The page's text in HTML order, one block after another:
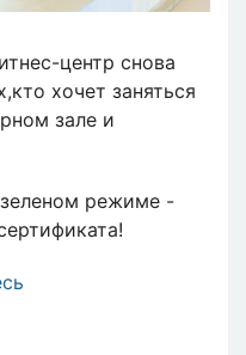
центр снова
хочет заняться
зале и
режиме -